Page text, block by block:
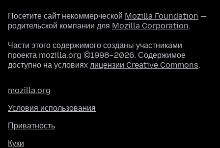
Посетите сайт некоммерческой Mozilla Foundation —
родительской компании для Mozilla Corporation.
Части этого содержимого созданы участниками
проекта mozilla.org ©1998–2026. Содержимое
доступно на условиях лицензии Creative Commons.
mozilla.org
Условия использования
Приватность
Куки